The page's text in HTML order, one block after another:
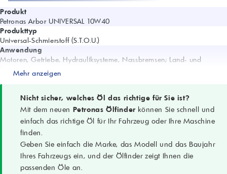
Produkt
Petronas Arbor UNIVERSAL 10W40
Produkttyp
Universal-Schmierstoff (S.T.O.U.)
Anwendung
Motoren, Getriebe, Hydrauliksysteme, Nassbremsen; Land- und
Baumaschinen
Spezifikationen
SAE 10W-40; SAE 75W-90; ISO VG 32/46; API GL-4; ACEA E//E4
Performance; ZF TE-ML 06B, 06F, 07B; MIL-L-2105 Performance
Produktcode
Aussehen
Dichte (15°C)
0,863 g/cm³ (ASTM D4052)
Viskosität @ 100°C
Mehr anzeigen
Nicht sicher, welches Öl das richtige für Sie ist?
Mit dem neuen Petronas Ölfinder können Sie schnell und
einfach das richtige Öl für Ihr Fahrzeug oder Ihre Maschine
finden.
Geben Sie einfach die Marke, das Modell und das Baujahr
Ihres Fahrzeugs ein, und der Ölfinder zeigt Ihnen die
passenden Öle an.